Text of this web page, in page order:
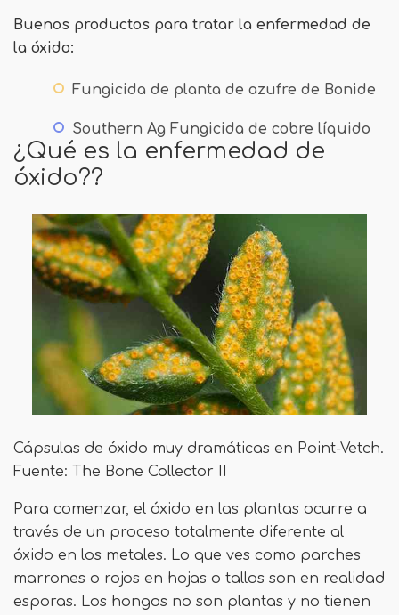
Buenos productos para tratar la enfermedad de
la óxido:
Fungicida de planta de azufre de Bonide
Southern Ag Fungicida de cobre líquido
¿Qué es la enfermedad de
óxido??
Cápsulas de óxido muy dramáticas en Point-Vetch.
Fuente: The Bone Collector II
Para comenzar, el óxido en las plantas ocurre a
través de un proceso totalmente diferente al
óxido en los metales. Lo que ves como parches
marrones o rojos en hojas o tallos son en realidad
esporas. Los hongos no son plantas y no tienen